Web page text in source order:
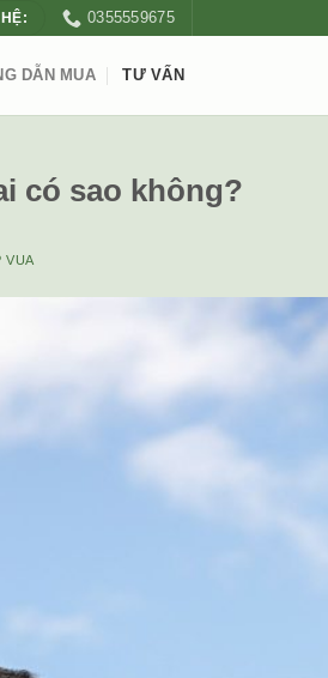
0355559675
DẪN MUA TƯ VẤN
có sao không?
VUA